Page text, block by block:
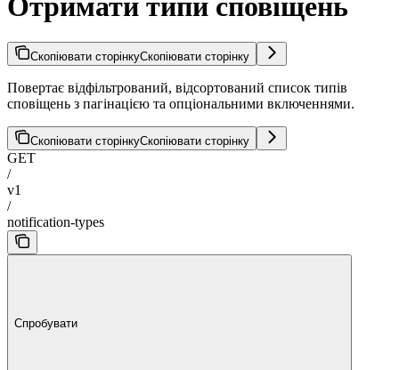
Скопіювати сторінкуСкопіювати сторінку
Повертає відфільтрований, відсортований список типів
сповіщень з пагінацією та опціональними включеннями.
Скопіювати сторінкуСкопіювати сторінку
GET
/
v1
/
notification-types
Спробувати